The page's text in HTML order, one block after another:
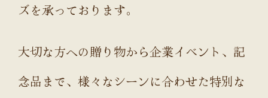
ズを承っております。
大切な方への贈り物から企業イベント、記
念品まで、様々なシーンに合わせた特別な